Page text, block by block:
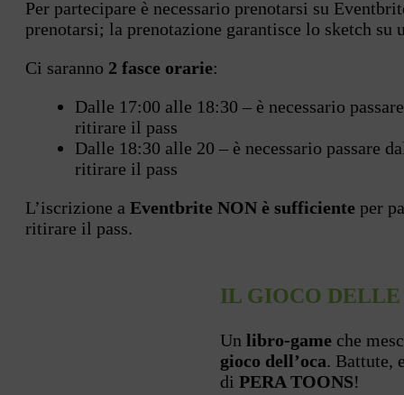
Per partecipare è necessario prenotarsi su
prenotarsi; la prenotazione garantisce lo sketch
Ci saranno 2 fasce orarie:
Dalle 17:00 alle 18:30 – è necessario
ritirare il pass
Dalle 18:30 alle 20 – è necessario passare
ritirare il pass
L’iscrizione a Eventbrite NON è sufficiente per
ritirare il pass.
IL GIOCO DELLE
Un libro-game che
gioco dell’oca. Battute,
di PERA TOONS!